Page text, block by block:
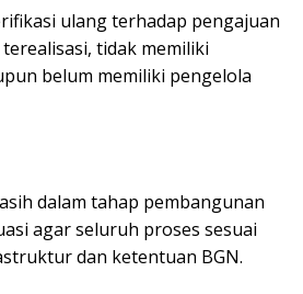
ulang terhadap pengajuan
tidak memiliki
belum memiliki pengelola
dalam tahap pembangunan
agar seluruh proses sesuai
dan ketentuan BGN.